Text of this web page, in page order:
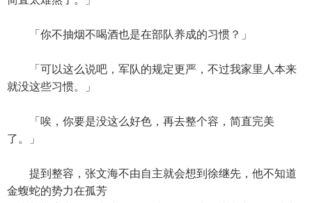
「你不抽烟不喝酒也是在部队养成的习惯？」
「可以这么说吧，军队的规定更严，不过我家里人本来
就没这些习惯。」
「唉，你要是没这么好色，再去整个容，简直完美
了。」
提到整容，张文海不由自主就会想到徐继先，他不知道
金蝮蛇的势力在孤芳